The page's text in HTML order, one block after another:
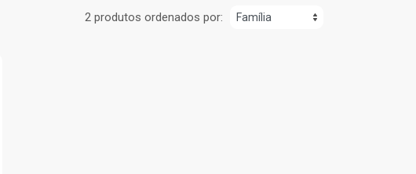
2 produtos ordenados por: